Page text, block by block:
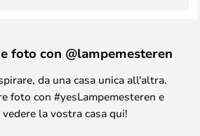
foto con @lampemesteren
da una casa unica all'altra.
foto con #yesLampemesteren e
la vostra casa qui!